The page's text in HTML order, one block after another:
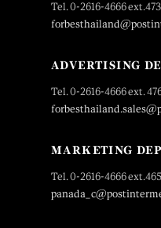
Tel. 0-2616-4666
ADVERTISING
Tel. 0-2616-4666 ext.
MARKETING
Tel. 0-2616-4666